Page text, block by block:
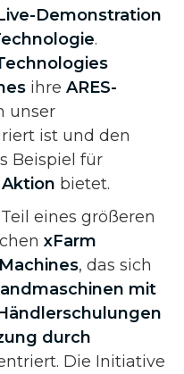
Demonstration
.
ihre ARES-
unser
ist und den
Beispiel für
bietet.
eines größeren
xFarm
, das sich
mit
durch
Die Initiative